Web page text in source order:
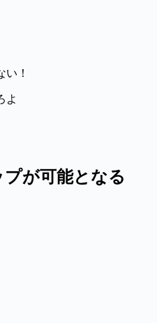
！
よ
が可能となる